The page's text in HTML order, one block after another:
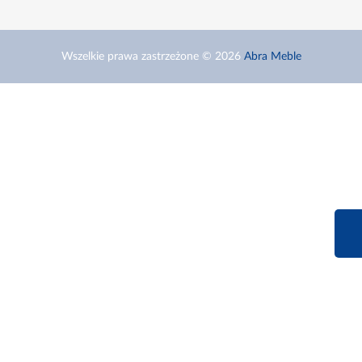
Wszelkie prawa zastrzeżone © 2026 Abra Meble